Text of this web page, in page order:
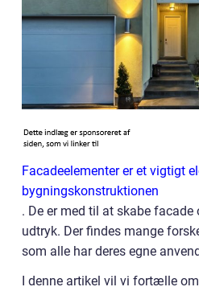
Facadeelementer er et vigtigt
bygningskonstruktionen
. De er med til at skabe
udtryk. Der findes mange
som alle har deres egne
I denne artikel vil vi fortælle